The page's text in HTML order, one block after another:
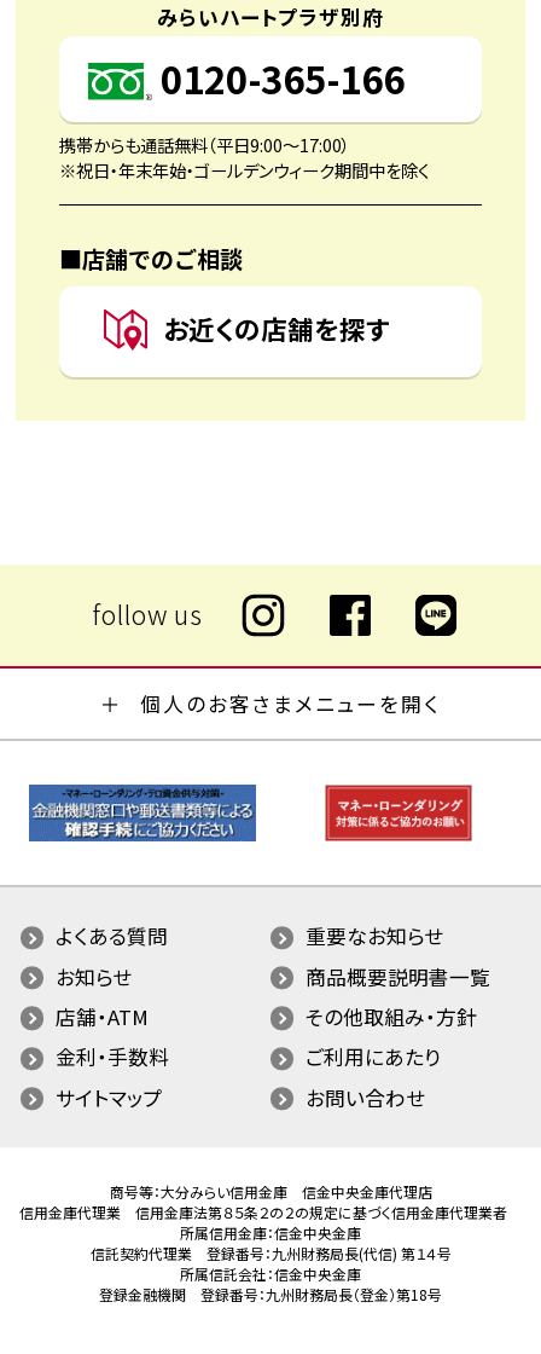
みらいハートプラザ別府
0120-365-166
携帯からも通話無料（平日9:00〜17:00）
※祝日・年末年始・ゴールデンウィーク期間中を除く
■店舗でのご相談
お近くの店舗を探す
個人のお客さまメニューを開く
よくある質問
重要なお知らせ
お知らせ
商品概要説明書一覧
店舗・ATM
その他取組み・方針
金利・手数料
ご利用にあたり
サイトマップ
お問い合わせ
商号等：大分みらい信用金庫 信金中央金庫代理店
信用金庫代理業 信用金庫法第８５条２の２の規定に基づく信用金庫代理業者
所属信用金庫：信金中央金庫
信託契約代理業 登録番号：九州財務局長(代信) 第１４号
所属信託会社：信金中央金庫
登録金融機関 登録番号：九州財務局長（登金）第18号